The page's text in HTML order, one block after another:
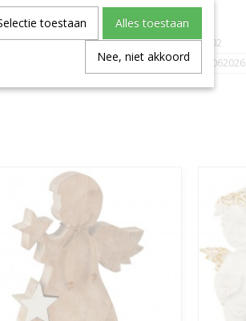
J-Line-6202
5400924062026
toestaan Alles toestaan
Nee, niet akkoord